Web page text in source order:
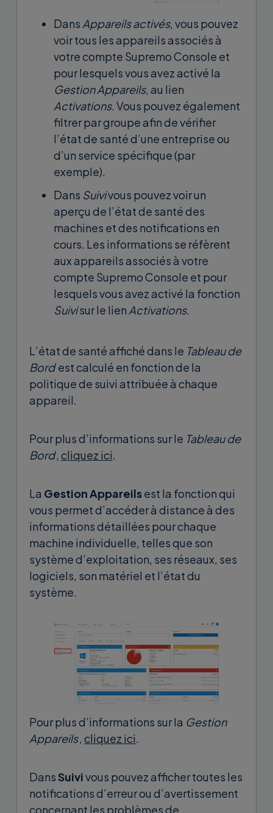
Dans Appareils activés, vous pouvez
voir tous les appareils associés à
votre compte Supremo Console et
pour lesquels vous avez activé la
Gestion Appareils, au lien
Activations. Vous pouvez également
filtrer par groupe afin de vérifier
l’état de santé d’une entreprise ou
d’un service spécifique (par
exemple).
Dans Suivivous pouvez voir un
aperçu de l’état de santé des
machines et des notifications en
cours. Les informations se réfèrent
aux appareils associés à votre
compte Supremo Console et pour
lesquels vous avez activé la fonction
Suivisur le lien Activations.
L’état de santé affiché dans le Tableau de
Bordest calculé en fonction de la
politique de suivi attribuée à chaque
appareil.
Pour plus d’informations sur le Tableau de
Bord, cliquez ici.
La Gestion Appareilsest la fonction qui
vous permet d’accéder à distance à des
informations détaillées pour chaque
machine individuelle, telles que son
système d’exploitation, ses réseaux, ses
logiciels, son matériel et l’état du
système.
Pour plus d’informations sur la Gestion
Appareils cliquez ici
DansSuivivous pouvez afficher toutes les
notifications d’erreur ou d’avertissement
concernant les problèmes de